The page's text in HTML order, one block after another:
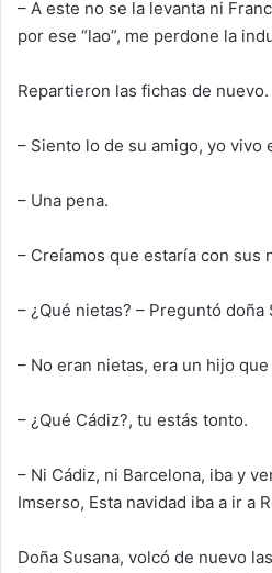
– A este no se la levanta ni
por ese “lao”, me perdone la
Repartieron las fichas de nuevo.
– Siento lo de su amigo, yo vivo
– Una pena.
– Creíamos que estaría con sus
– ¿Qué nietas? – Preguntó doña
– No eran nietas, era un hijo
– ¿Qué Cádiz?, tu estás tonto.
– Ni Cádiz, ni Barcelona, iba y
Imserso, Esta navidad iba a ir a
Doña Susana, volcó de nuevo